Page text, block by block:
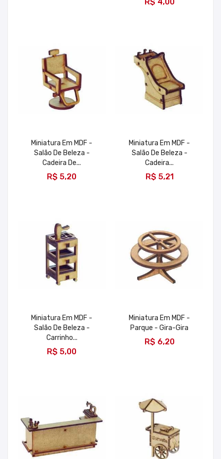
Miniatura Em MDF -
Salão De Beleza -
Cadeira De...
R$ 5,20
Miniatura Em MDF -
Salão De Beleza -
Cadeira...
R$ 5,21
Miniatura Em MDF -
Salão De Beleza -
Carrinho...
R$ 5,00
Miniatura Em MDF -
Parque - Gira-Gira
R$ 6,20